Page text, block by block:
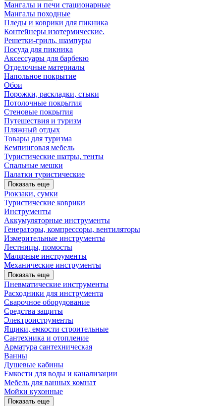
Мангалы и печи стационарные
Мангалы походные
Пледы и коврики для пикника
Контейнеры изотермические.
Решетки-гриль, шампуры
Посуда для пикника
Аксессуары для барбекю
Отделочные материалы
Напольное покрытие
Обои
Порожки, раскладки, стыки
Потолочные покрытия
Стеновые покрытия
Путешествия и туризм
Пляжный отдых
Товары для туризма
Кемпинговая мебель
Туристические шатры, тенты
Спальные мешки
Палатки туристические
Показать еще
Рюкзаки, сумки
Туристические коврики
Инструменты
Аккумуляторные инструменты
Генераторы, компрессоры, вентиляторы
Измерительные инструменты
Лестницы, помосты
Малярные инструменты
Механические инструменты
Показать еще
Пневматические инструменты
Расходники для инструмента
Сварочное оборудование
Средства защиты
Электроиструменты
Ящики, емкости строительные
Сантехника и отопление
Арматура сантехническая
Ванны
Душевые кабины
Емкости для воды и канализации
Мебель для ванных комнат
Мойки кухонные
Показать еще